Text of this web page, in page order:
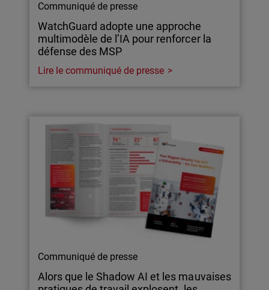
Communiqué de presse
WatchGuard adopte une approche
multimodèle de l’IA pour renforcer la
défense des MSP
Lire le communiqué de presse
Communiqué de presse
Alors que le Shadow AI et les mauvaises